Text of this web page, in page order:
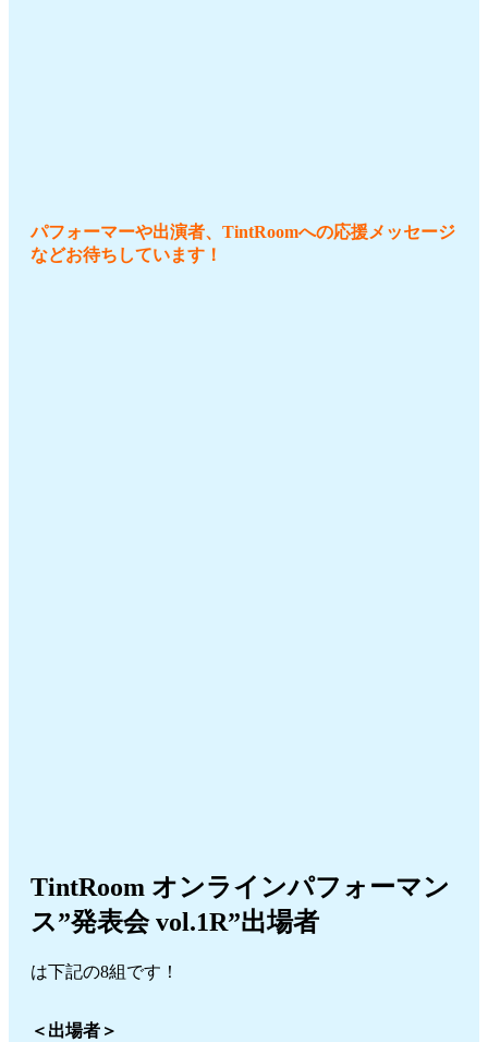
パフォーマーや出演者、TintRoomへの応援メッセージ
などお待ちしています！
TintRoom オンラインパフォーマン
ス”発表会 vol.1R”出場者
は下記の8組です！
＜出場者＞